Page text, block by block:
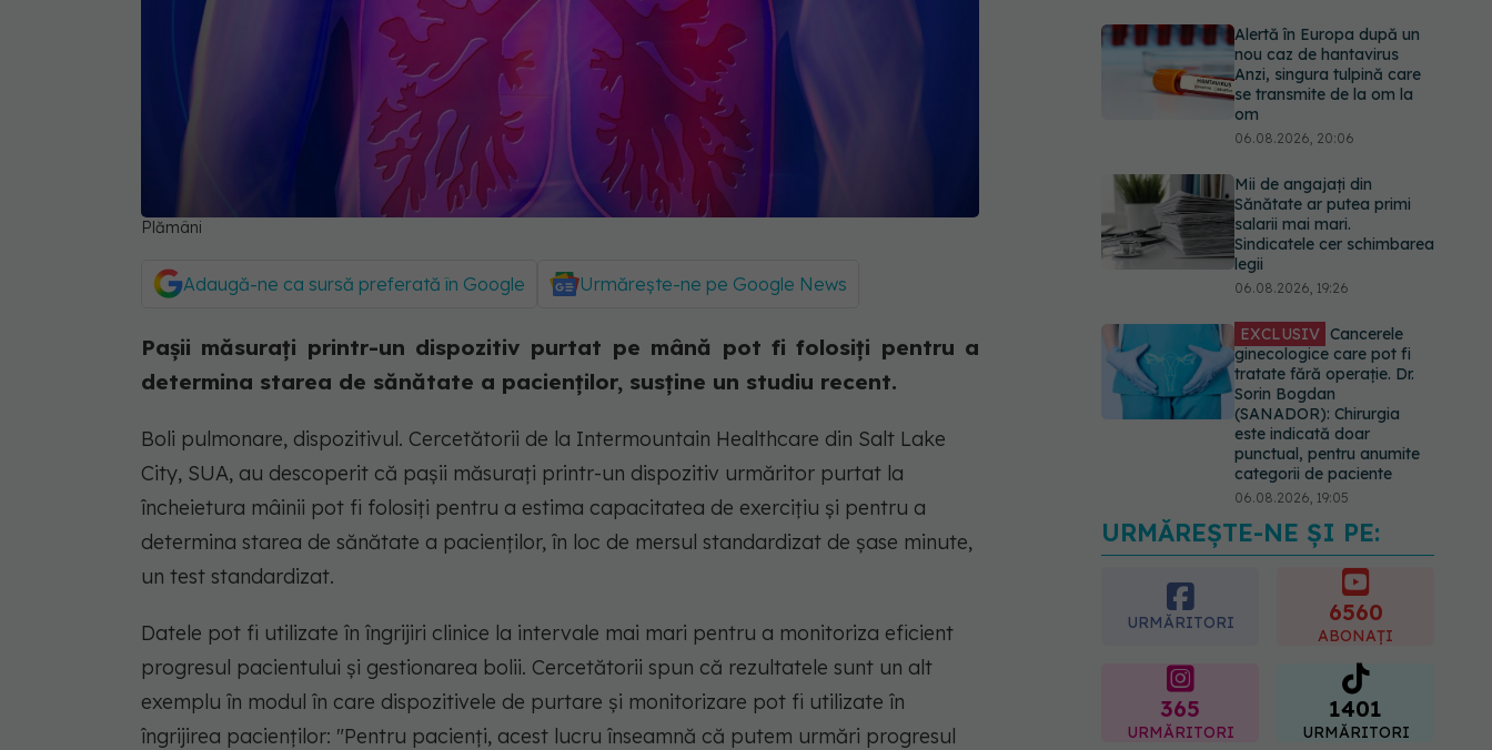
Plămâni
Adaugă-ne ca sursă preferată în Google Urmărește-ne pe Google News
Pașii măsurați printr-un dispozitiv purtat pe mână pot fi folosiți pentru a
determina starea de sănătate a pacienților, susține un studiu recent.
Boli pulmonare, dispozitivul. Cercetătorii de la Intermountain Healthcare din Salt Lake
City, SUA, au descoperit că pașii măsurați printr-un dispozitiv urmăritor purtat la
încheietura mâinii pot fi folosiți pentru a estima capacitatea de exercițiu și pentru a
determina starea de sănătate a pacienților, în loc de mersul standardizat de șase minute,
un test standardizat.
Datele pot fi utilizate în îngrijiri clinice la intervale mai mari pentru a monitoriza eficient
progresul pacientului și gestionarea bolii. Cercetătorii spun că rezultatele sunt un alt
exemplu în modul în care dispozitivele de purtare și monitorizare pot fi utilizate în
îngrijirea pacienților: "Pentru pacienți, acest lucru înseamnă că putem urmări progresul
Alertă în Europa după un
nou caz de hantavirus
Anzi, singura tulpină care
se transmite de la om la
om
06.08.2026, 20:06
Mii de angajați din
Sănătate ar putea primi
salarii mai mari.
Sindicatele cer schimbarea
legii
06.08.2026, 19:26
EXCLUSIV Cancerele
ginecologice care pot fi
tratate fără operație. Dr.
Sorin Bogdan
(SANADOR): Chirurgia
este indicată doar
punctual, pentru anumite
categorii de paciente
06.08.2026, 19:05
EXCLUSIV Brahiterapie
vs radioterapie externă în
cancerul ginecologic. Dr.
Sorin Bogdan (SANADOR)
explică diferența și cum
acționează tratamentul
URMĂREȘTE-NE ȘI PE:
URMĂRITORI 6560
ABONAȚI
365
URMĂRITORI
1401
URMĂRITORI